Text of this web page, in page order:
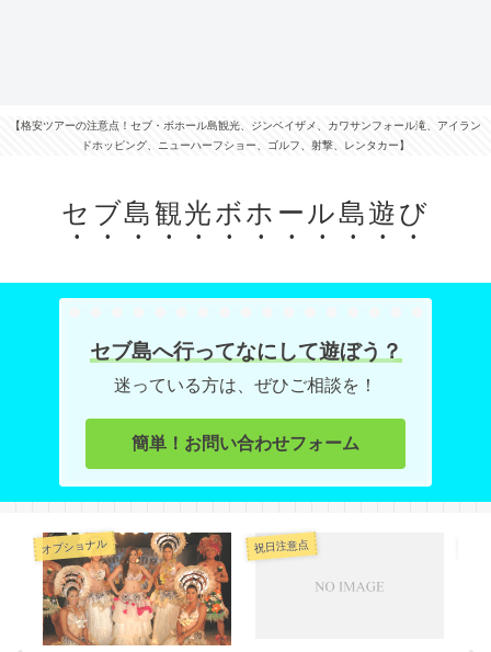
【格安ツアーの注意点！セブ・ボホール島観光、ジンベイザメ、カワサンフォール滝、アイラン
ドホッピング、ニューハーフショー、ゴルフ、射撃、レンタカー】
セブ島観光ボホール島遊び
セブ島へ行ってなにして遊ぼう？
迷っている方は、ぜひご相談を！
簡単！お問い合わせフォーム
オプショナル 祝日注意点